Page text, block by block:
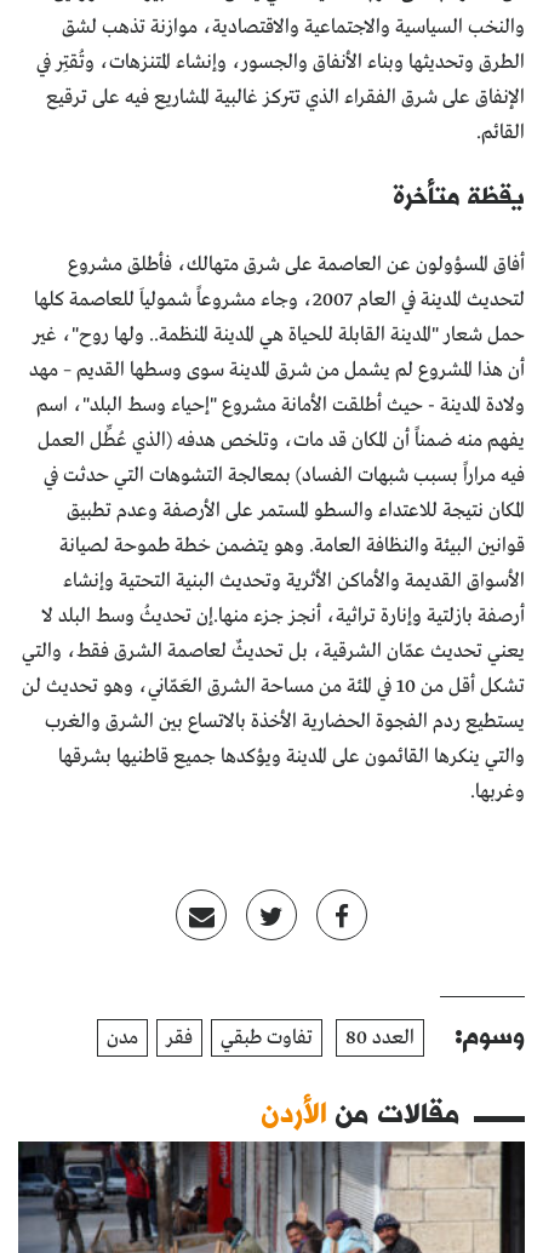
والنخب السياسية والاجتماعية والاقتصادية، موازنة تذهب لشق
الطرق وتحديثها وبناء الأنفاق والجسور، وإنشاء المتنزهات، وتُقتِر في
الإنفاق على شرق الفقراء الذي تتركز غالبية المشاريع فيه على ترقيع
القائم.
يقظة متأخرة
أفاق المسؤولون عن العاصمة على شرق متهالك، فأطلق مشروع
لتحديث المدينة في العام 2007، وجاء مشروعاً شمولياَ للعاصمة كلها
حمل شعار "المدينة القابلة للحياة هي المدينة المنظمة.. ولها روح"، غير
أن هذا المشروع لم يشمل من شرق المدينة سوى وسطها القديم – مهد
ولادة المدينة - حيث أطلقت الأمانة مشروع "إحياء وسط البلد"، اسم
يفهم منه ضمناً أن المكان قد مات، وتلخص هدفه (الذي عُطِّل العمل
فيه مراراً بسبب شبهات الفساد) بمعالجة التشوهات التي حدثت في
المكان نتيجة للاعتداء والسطو المستمر على الأرصفة وعدم تطبيق
قوانين البيئة والنظافة العامة. وهو يتضمن خطة طموحة لصيانة
الأسواق القديمة والأماكن الأثرية وتحديث البنية التحتية وإنشاء
أرصفة بازلتية وإنارة تراثية، أنجز جزء منها.إن تحديثُ وسط البلد لا
يعني تحديث عمّان الشرقية، بل تحديثٌ لعاصمة الشرق فقط، والتي
تشكل أقل من 10 في المئة من مساحة الشرق العَمّاني، وهو تحديث لن
يستطيع ردم الفجوة الحضارية الأخذة بالاتساع بين الشرق والغرب
والتي ينكرها القائمون على المدينة ويؤكدها جميع قاطنيها بشرقها
وغربها.
وسوم: العدد 80 تفاوت طبقي فقر مدن
مقالات منالأردن